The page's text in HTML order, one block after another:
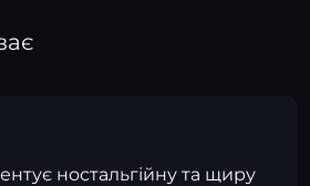
ностальгійну та щиру